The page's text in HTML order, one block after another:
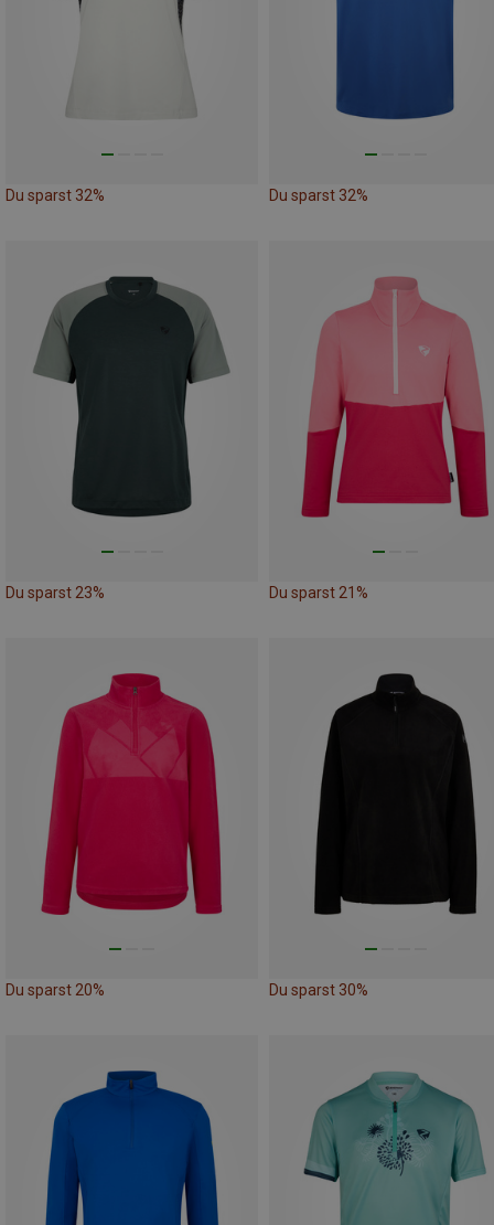
Du sparst 32% Du sparst 32%
Du sparst 23% Du sparst 21%
Du sparst 20% Du sparst 30%